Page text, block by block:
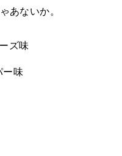
あないか。
ズ味
ー味